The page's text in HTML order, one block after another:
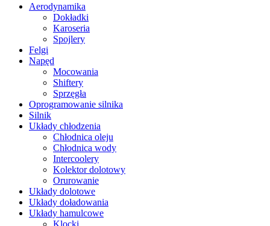
Aerodynamika
Dokładki
Karoseria
Spojlery
Felgi
Napęd
Mocowania
Shiftery
Sprzęgła
Oprogramowanie silnika
Silnik
Układy chłodzenia
Chłodnica oleju
Chłodnica wody
Intercoolery
Kolektor dolotowy
Orurowanie
Układy dolotowe
Układy doładowania
Układy hamulcowe
Klocki